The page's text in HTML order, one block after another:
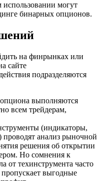
могут
бинарных опционов.
на финрынках или
сайте
подразделяются
выполняются
всем трейдерам,
(индикаторы,
анализ рыночной
решения об открытии
Но сомнения к
от техинструмента часто
выгодные